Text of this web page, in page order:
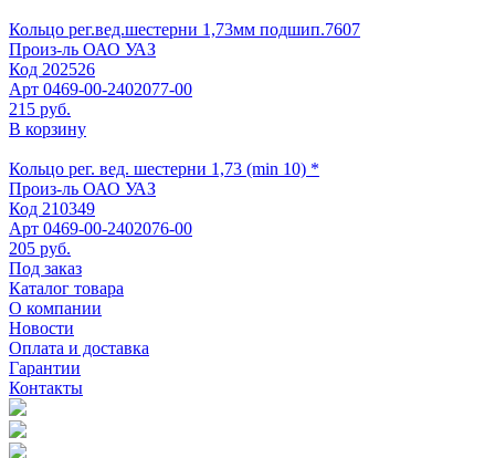
Кольцо рег.вед.шестерни 1,73мм подшип.7607
Произ-ль ОАО УАЗ
Код 202526
Арт 0469-00-2402077-00
215 руб.
В корзину
Кольцо рег. вед. шестерни 1,73 (min 10) *
Произ-ль ОАО УАЗ
Код 210349
Арт 0469-00-2402076-00
205 руб.
Под заказ
Каталог товара
О компании
Новости
Оплата и доставка
Гарантии
Контакты